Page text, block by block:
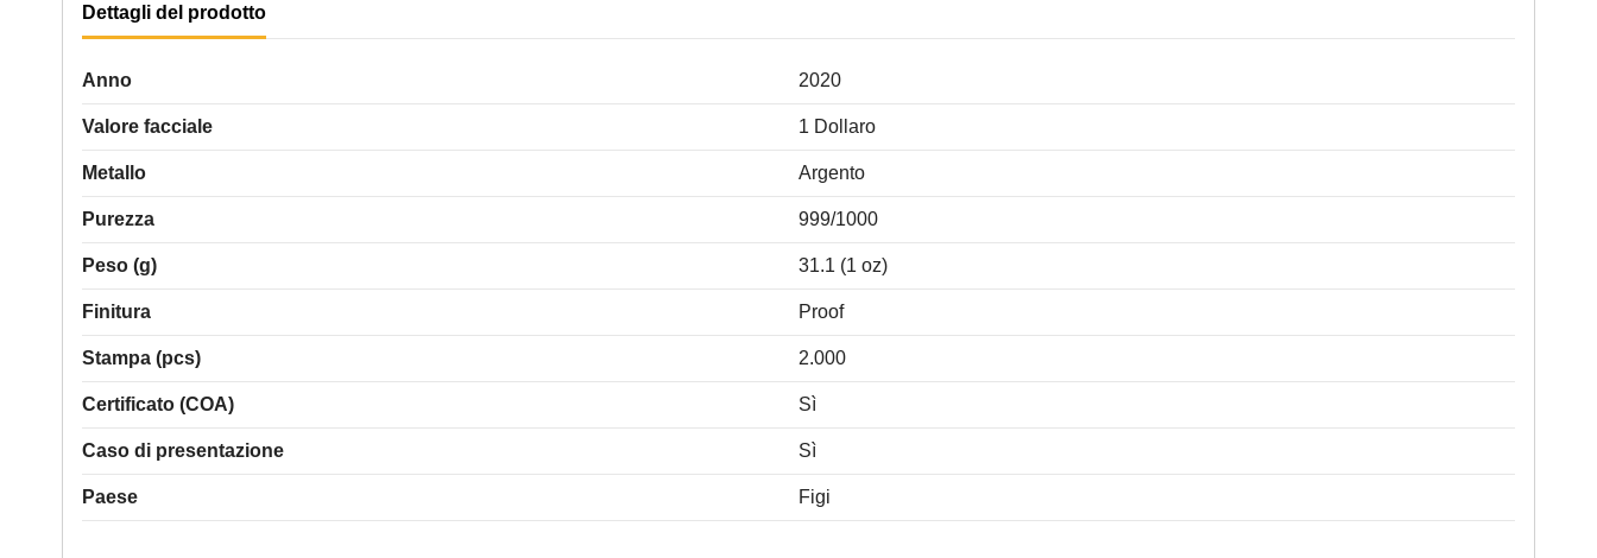
Dettagli del prodotto
Anno 2020
Valore facciale 1 Dollaro
Metallo Argento
Purezza 999/1000
Peso (g) 31.1 (1 oz)
Finitura Proof
Stampa (pcs) 2.000
Certificato (COA) Sì
Caso di presentazione Sì
Paese Figi